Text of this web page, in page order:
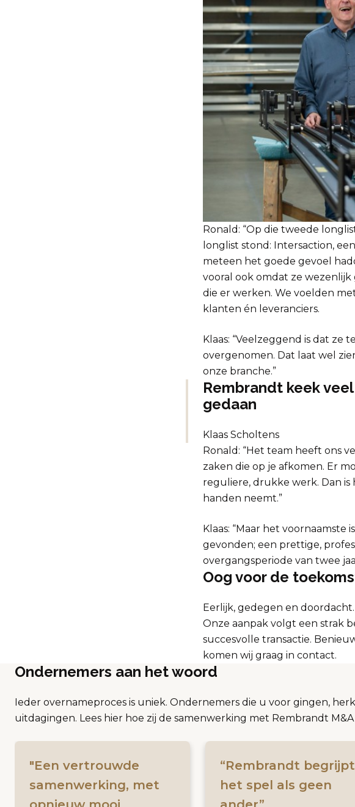
Ronald: “Op die tweede
longlist stond: Intersaction,
meteen het goede gevoel
vooral ook omdat ze
die er werken. We voelden
klanten én leveranciers.
Klaas: “Veelzeggend is dat
overgenomen. Dat laat wel
onze branche.”
Rembrandt keek
gedaan
Klaas Scholtens
Ronald: “Het team heeft ons
zaken die op je afkomen. Er
reguliere, drukke werk. Dan
handen neemt.”
Klaas: “Maar het
gevonden; een prettige,
overgangsperiode van twee
Oog voor de
Eerlijk, gedegen en
Onze aanpak volgt een strak
succesvolle transactie.
komen wij graag in contact.
Ondernemers aan het woord
Ieder overnameproces is uniek. Ondernemers die u voor gingen,
uitdagingen. Lees hier hoe zij de samenwerking met Rembrandt
"Een vertrouwde
samenwerking, met
“Rembrandt begrijpt
het spel als geen